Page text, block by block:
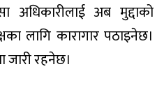
अब मुद्दाको
लागि कारागार पठाइनेछ।
जारी रहनेछ।